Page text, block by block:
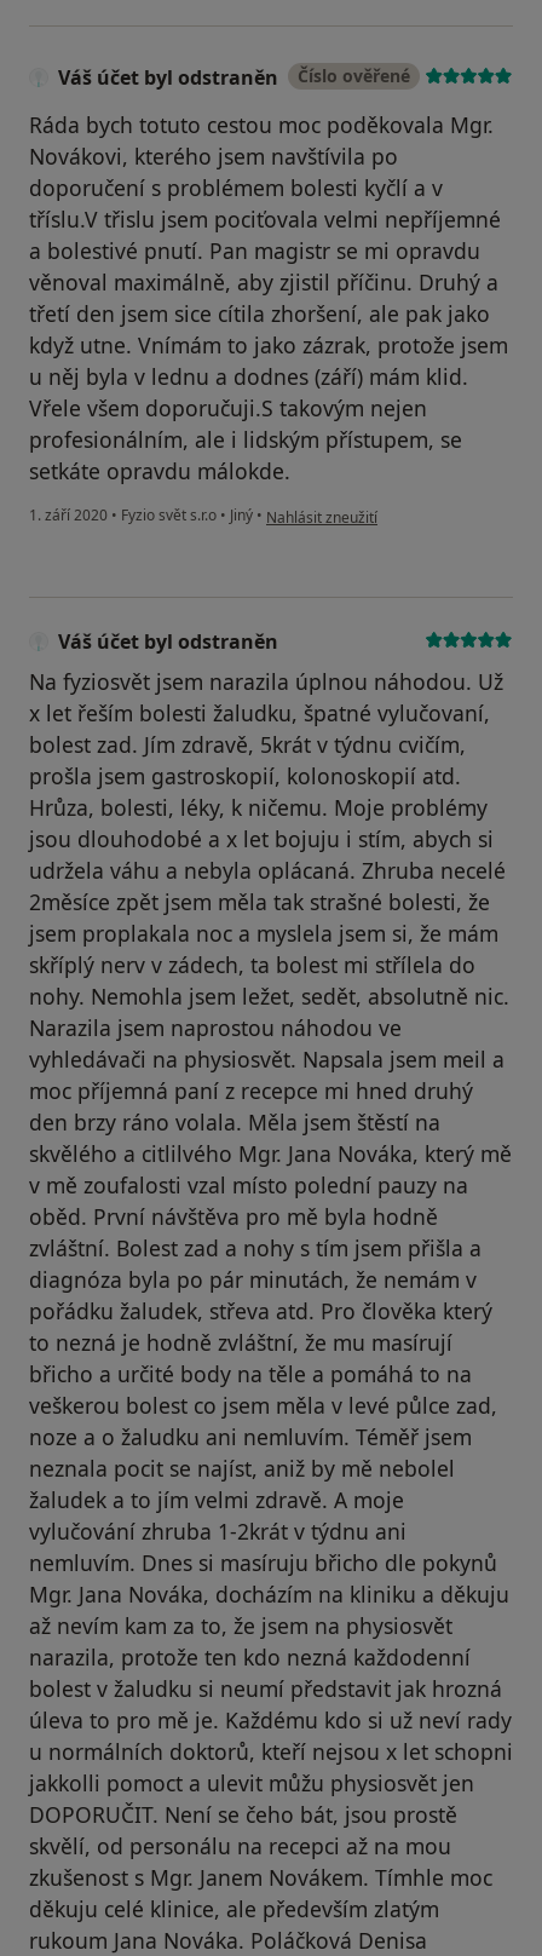
Váš účet byl odstraněn Číslo ověřené
Ráda bych totuto cestou moc poděkovala Mgr.
Novákovi, kterého jsem navštívila po
doporučení s problémem bolesti kyčlí a v
tříslu.V třislu jsem pociťovala velmi nepříjemné
a bolestivé pnutí. Pan magistr se mi opravdu
věnoval maximálně, aby zjistil příčinu. Druhý a
třetí den jsem sice cítila zhoršení, ale pak jako
když utne. Vnímám to jako zázrak, protože jsem
u něj byla v lednu a dodnes (září) mám klid.
Vřele všem doporučuji.S takovým nejen
profesionálním, ale i lidským přístupem, se
setkáte opravdu málokde.
1. září 2020 • Fyzio svět s.r.o • Jiný • podle názoru uživatele Váš účet byl
Nahlásit zneužití
Váš účet byl odstraněn
Na fyziosvět jsem narazila úplnou náhodou. Už
x let řeším bolesti žaludku, špatné vylučovaní,
bolest zad. Jím zdravě, 5krát v týdnu cvičím,
prošla jsem gastroskopií, kolonoskopií atd.
Hrůza, bolesti, léky, k ničemu. Moje problémy
jsou dlouhodobé a x let bojuju i stím, abych si
udržela váhu a nebyla oplácaná. Zhruba necelé
2měsíce zpět jsem měla tak strašné bolesti, že
jsem proplakala noc a myslela jsem si, že mám
skříplý nerv v zádech, ta bolest mi střílela do
nohy. Nemohla jsem ležet, sedět, absolutně nic.
Narazila jsem naprostou náhodou ve
vyhledávači na physiosvět. Napsala jsem meil a
moc příjemná paní z recepce mi hned druhý
den brzy ráno volala. Měla jsem štěstí na
skvělého a citlilvého Mgr. Jana Nováka, který mě
v mě zoufalosti vzal místo polední pauzy na
oběd. První návštěva pro mě byla hodně
zvláštní. Bolest zad a nohy s tím jsem přišla a
diagnóza byla po pár minutách, že nemám v
pořádku žaludek, střeva atd. Pro člověka který
to nezná je hodně zvláštní, že mu masírují
břicho a určité body na těle a pomáhá to na
veškerou bolest co jsem měla v levé půlce zad,
noze a o žaludku ani nemluvím. Téměř jsem
neznala pocit se najíst, aniž by mě nebolel
žaludek a to jím velmi zdravě. A moje
vylučování zhruba 1-2krát v týdnu ani
nemluvím. Dnes si masíruju břicho dle pokynů
Mgr. Jana Nováka, docházím na kliniku a děkuju
až nevím kam za to, že jsem na physiosvět
narazila, protože ten kdo nezná každodenní
bolest v žaludku si neumí představit jak hrozná
úleva to pro mě je. Každému kdo si už neví rady
u normálních doktorů, kteří nejsou x let schopni
jakkolli pomoct a ulevit můžu physiosvět jen
DOPORUČIT. Není se čeho bát, jsou prostě
skvělí, od personálu na recepci až na mou
zkušenost s Mgr. Janem Novákem. Tímhle moc
děkuju celé klinice, ale především zlatým
rukoum Jana Nováka. Poláčková Denisa